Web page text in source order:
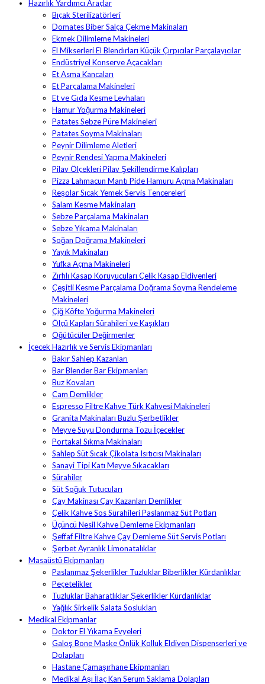
Hazırlık Yardımcı Araçlar
Bıçak Sterilizatörleri
Domates Biber Salça Çekme Makinaları
Ekmek Dilimleme Makineleri
El Mikserleri El Blendırları Küçük Çırpıcılar Parçalayıcılar
Endüstriyel Konserve Açacakları
Et Asma Kancaları
Et Parçalama Makineleri
Et ve Gıda Kesme Levhaları
Hamur Yoğurma Makineleri
Patates Sebze Püre Makineleri
Patates Soyma Makinaları
Peynir Dilimleme Aletleri
Peynir Rendesi Yapma Makineleri
Pilav Ölçekleri Pilav Şekillendirme Kalıpları
Pizza Lahmacun Mantı Pide Hamuru Açma Makinaları
Reşolar Sıcak Yemek Servis Tencereleri
Salam Kesme Makinaları
Sebze Parçalama Makinaları
Sebze Yıkama Makinaları
Soğan Doğrama Makineleri
Yayık Makinaları
Yufka Açma Makineleri
Zırhlı Kasap Koruyucuları Çelik Kasap Eldivenleri
Çeşitli Kesme Parçalama Doğrama Soyma Rendeleme
Makineleri
Çiğ Köfte Yoğurma Makineleri
Ölçü Kapları Sürahileri ve Kaşıkları
Öğütücüler Değirmenler
İçecek Hazırlık ve Servis Ekipmanları
Bakır Sahlep Kazanları
Bar Blender Bar Ekipmanları
Buz Kovaları
Cam Demlikler
Espresso Filtre Kahve Türk Kahvesi Makineleri
Granita Makinaları Buzlu Şerbetlikler
Meyve Suyu Dondurma Tozu İçecekler
Portakal Sıkma Makinaları
Sahlep Süt Sıcak Çikolata Isıtıcısı Makinaları
Sanayi Tipi Katı Meyve Sıkacakları
Sürahiler
Süt Soğuk Tutucuları
Çay Makinası Çay Kazanları Demlikler
Çelik Kahve Sos Sürahileri Paslanmaz Süt Potları
Üçüncü Nesil Kahve Demleme Ekipmanları
Şeffaf Filtre Kahve Çay Demleme Süt Servis Potları
Şerbet Ayranlık Limonatalıklar
Masaüstü Ekipmanları
Paslanmaz Şekerlikler Tuzluklar Biberlikler Kürdanlıklar
Peçetelikler
Tuzluklar Baharatlıklar Şekerlikler Kürdanlıklar
Yağlık Sirkelik Salata Soslukları
Medikal Ekipmanlar
Doktor El Yıkama Evyeleri
Galoş Bone Maske Önlük Kolluk Eldiven Dispenserleri ve
Dolapları
Hastane Çamaşırhane Ekipmanları
Medikal Aşı İlaç Kan Serum Saklama Dolapları